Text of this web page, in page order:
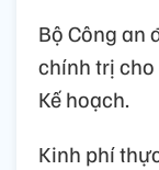
Bộ Công an
chính trị
Kế hoạch.
Kinh phí